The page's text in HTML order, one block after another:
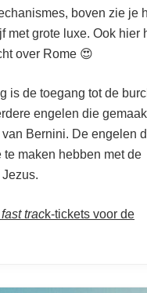
boven zie je
met grote luxe. Ook hier
over Rome 😍
is de toegang tot de
engelen die
Bernini. De engelen
maken hebben met de
fast track-tickets voor de